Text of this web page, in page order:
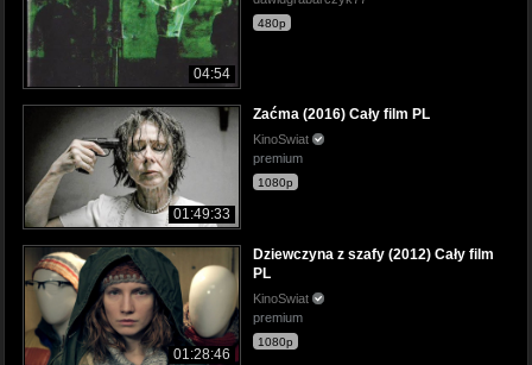
04:54
480p
01:49:33
Zaćma (2016) Cały film PL
KinoSwiat
premium
1080p
01:28:46
Dziewczyna z szafy (2012) Cały film
PL
KinoSwiat
premium
1080p